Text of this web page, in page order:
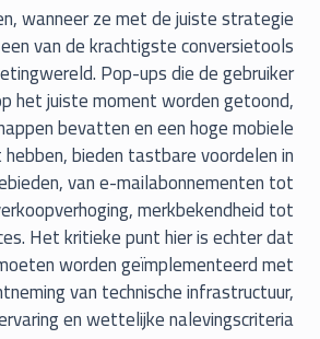
wanneer ze met de juiste strategie
van de krachtigste conversietools
Pop-ups die de gebruiker
het juiste moment worden getoond,
bevatten en een hoge mobiele
bieden tastbare voordelen in
van e-mailabonnementen tot
merkbekendheid tot
Het kritieke punt hier is echter dat
worden geïmplementeerd met
van technische infrastructuur,
en wettelijke nalevingscriteria.